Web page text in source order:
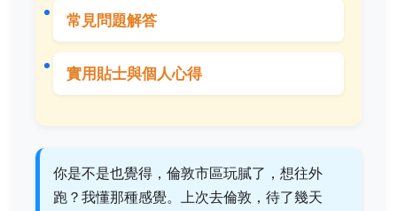
常見問題解答
實用貼士與個人心得
你是不是也覺得，倫敦市區玩膩了，想往外
跑？我懂那種感覺。上次去倫敦，待了幾天